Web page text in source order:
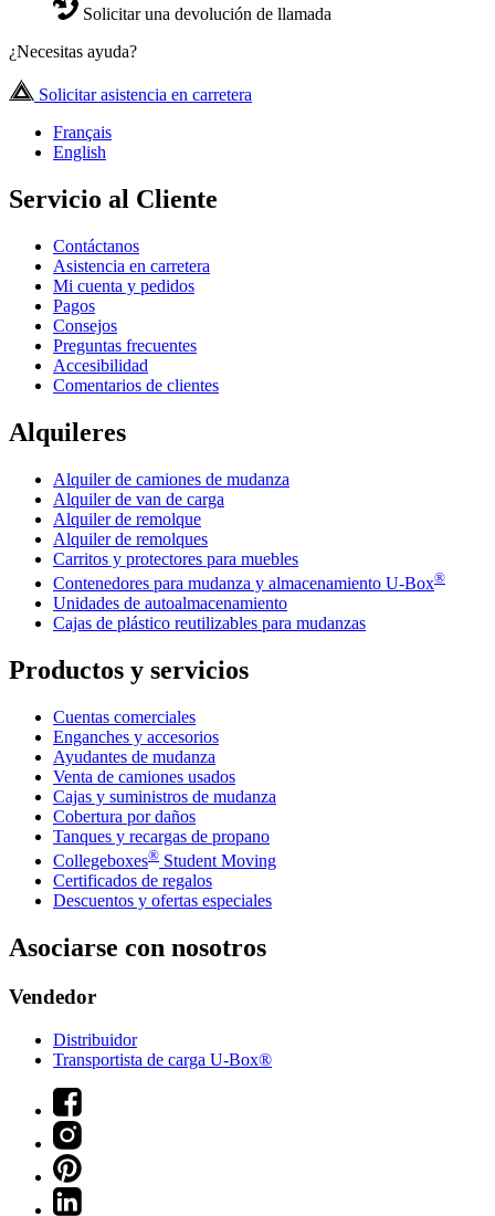
Solicitar una devolución de llamada
¿Necesitas ayuda?
Solicitar asistencia en carretera
Français
English
Servicio al Cliente
Contáctanos
Asistencia en carretera
Mi cuenta y pedidos
Pagos
Consejos
Preguntas frecuentes
Accesibilidad
Comentarios de clientes
Alquileres
Alquiler de camiones de mudanza
Alquiler de van de carga
Alquiler de remolque
Alquiler de remolques
Carritos y protectores para muebles
Contenedores para mudanza y almacenamiento U-Box®
Unidades de autoalmacenamiento
Cajas de plástico reutilizables para mudanzas
Productos y servicios
Cuentas comerciales
Enganches y accesorios
Ayudantes de mudanza
Venta de camiones usados
Cajas y suministros de mudanza
Cobertura por daños
Tanques y recargas de propano
Collegeboxes® Student Moving
Certificados de regalos
Descuentos y ofertas especiales
Asociarse con nosotros
Vendedor
Distribuidor
Transportista de carga U-Box®